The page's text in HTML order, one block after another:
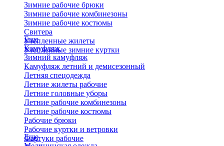
Зимние рабочие брюки
Зимние рабочие комбинезоны
Зимние рабочие костюмы
Свитера
Утепленные жилеты
Утепленные зимние куртки
Еще
Камуфляж
Зимний камуфляж
Камуфляж летний и демисезонный
Летняя спецодежда
Летние жилеты рабочие
Летние головные уборы
Летние рабочие комбинезоны
Летние рабочие костюмы
Рабочие брюки
Рабочие куртки и ветровки
Фартуки рабочие
Еще